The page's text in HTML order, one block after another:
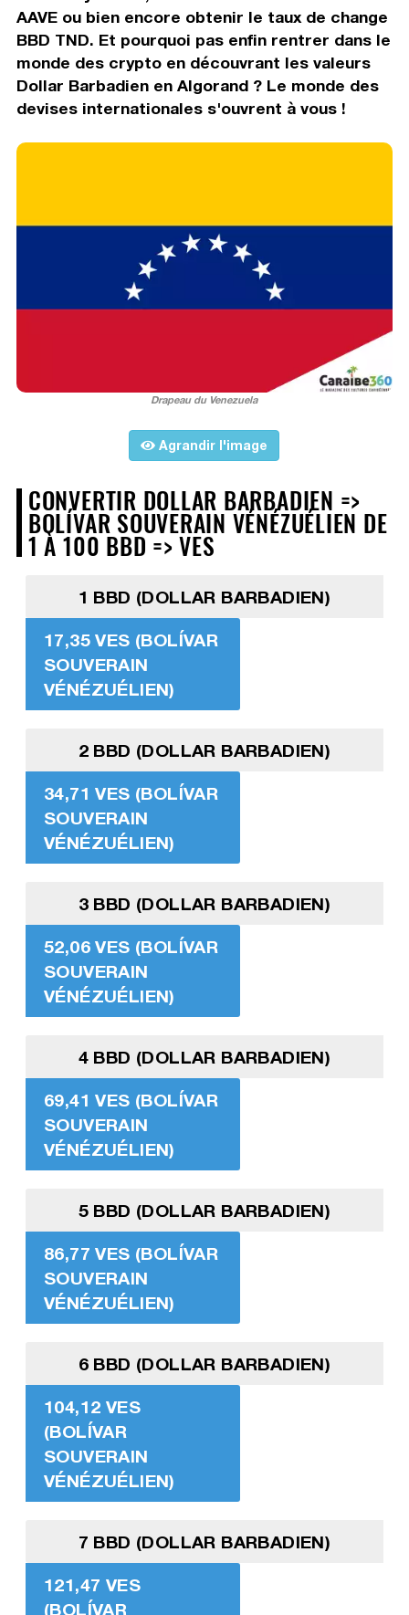
AAVE ou bien encore obtenir le taux de change
BBD TND. Et pourquoi pas enfin rentrer dans le
monde des crypto en découvrant les valeurs
Dollar Barbadien en Algorand ? Le monde des
devises internationales s'ouvrent à vous !
Drapeau du Venezuela
Agrandir l'image
CONVERTIR DOLLAR BARBADIEN =>
BOLÍVAR SOUVERAIN VÉNÉZUÉLIEN DE
1 À 100 BBD => VES
1 BBD (DOLLAR BARBADIEN)
17,35 VES (BOLÍVAR
SOUVERAIN
VÉNÉZUÉLIEN)
2 BBD (DOLLAR BARBADIEN)
34,71 VES (BOLÍVAR
SOUVERAIN
VÉNÉZUÉLIEN)
3 BBD (DOLLAR BARBADIEN)
52,06 VES (BOLÍVAR
SOUVERAIN
VÉNÉZUÉLIEN)
4 BBD (DOLLAR BARBADIEN)
69,41 VES (BOLÍVAR
SOUVERAIN
VÉNÉZUÉLIEN)
5 BBD (DOLLAR BARBADIEN)
86,77 VES (BOLÍVAR
SOUVERAIN
VÉNÉZUÉLIEN)
6 BBD (DOLLAR BARBADIEN)
104,12 VES
(BOLÍVAR
SOUVERAIN
VÉNÉZUÉLIEN)
7 BBD (DOLLAR BARBADIEN)
121,47 VES
(BOLÍVAR